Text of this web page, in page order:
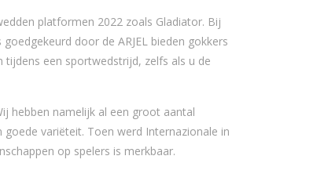
platformen 2022 zoals Gladiator. Bij
door de ARJEL bieden gokkers
een sportwedstrijd, zelfs als u de
hebben namelijk al een groot aantal
goede variëteit. Toen werd Internazionale in
op spelers is merkbaar.